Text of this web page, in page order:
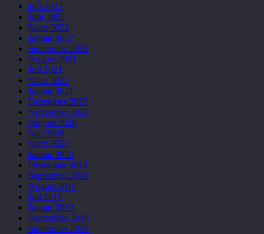
Juli 2022
Juni 2022
März 2022
Januar 2022
September 2021
August 2021
Juli 2021
März 2021
Januar 2021
Dezember 2020
November 2020
August 2020
Mai 2020
März 2020
Januar 2020
Dezember 2019
September 2019
August 2019
Juli 2019
Januar 2019
November 2018
September 2018